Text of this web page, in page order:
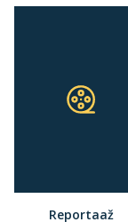
Reportaaž